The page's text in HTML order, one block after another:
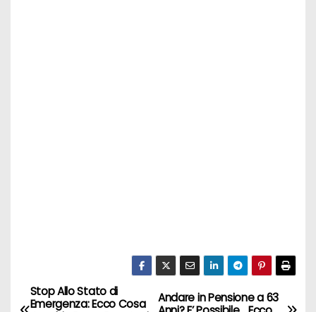
N
Andare in Pensione a 63
Stop Allo Stato di
Emergenza: Ecco Cosa